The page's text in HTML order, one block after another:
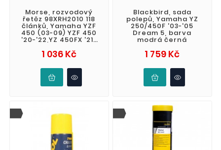
Morse, rozvodový
řetěz 98XRH2010 118
článků, Yamaha YZF
450 (03-09) YZF 450
'20-'22,YZ 450FX '21-
15)WRF
1 036 KčCena
Blackbird, sada
polepů, Yamaha YZ
250/450F '03-'05
Dream 5, barva
modrá černá
1 759 KčCena